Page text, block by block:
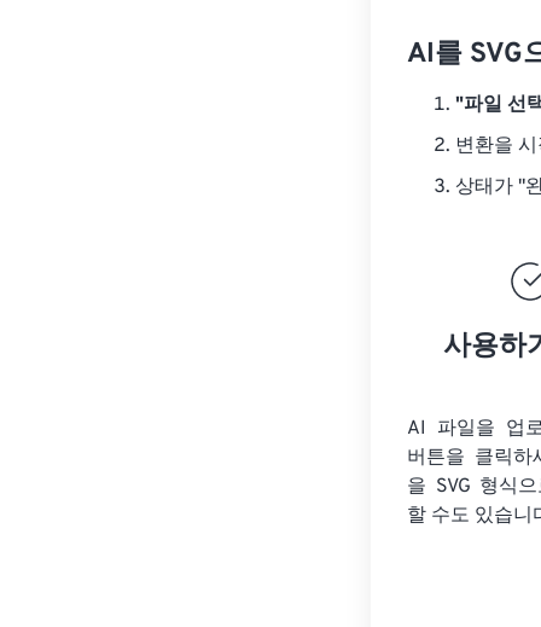
AI를 SVG
"파일 선
변환을
상태가 "
사용하
AI 파일을 업
버튼을 클릭
을 SVG 형식
할 수도 있습니